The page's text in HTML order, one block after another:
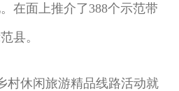
在面上推介了388个示范带
县。
村休闲旅游精品线路活动就